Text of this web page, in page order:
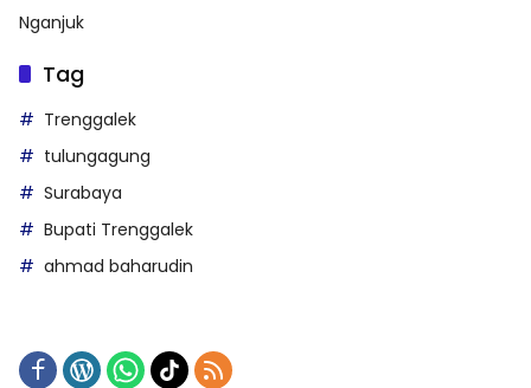
Nganjuk
Tag
Trenggalek
tulungagung
Surabaya
Bupati Trenggalek
ahmad baharudin